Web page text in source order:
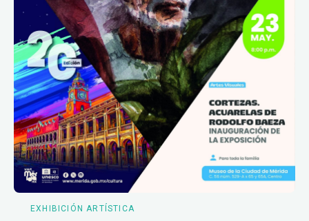
EXHIBICIÓN ARTÍSTICA